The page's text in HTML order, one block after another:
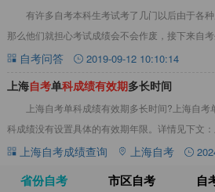
有许多自考本科生考试考了几门以后由于各种
那么他们就担心考试成绩会不会作废，接下来自
本科的成绩有效期是多久？自考本科的成绩又有什
自考问答 2019-09-12 10:10:14
上海自考单科成绩有效期多长时间
上海自考单科成绩有效期多长时间?上海自
科成绩没有设置具体的有效期年限。详情见下文：
时间？上海自考单科成绩长期有效‌。‌有效期
上海自考成绩查询 上海自考
省份自考 市区自考 自